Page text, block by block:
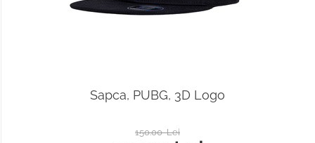
Sapca, PUBG, 3D Logo
150.00 Lei